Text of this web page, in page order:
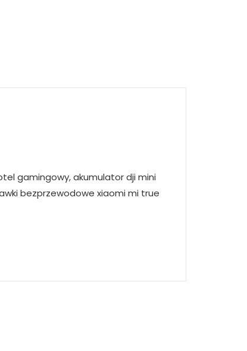
gamingowy, akumulator dji mini
bezprzewodowe xiaomi mi true